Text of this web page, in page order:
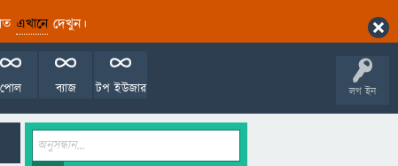
এখানেদেখুন।
লগ ইন
টপ ইউজার
ব্যাজ
পোল